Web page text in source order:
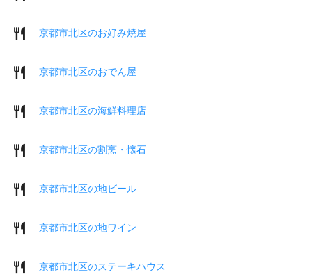
京都市北区のお好み焼屋
京都市北区のおでん屋
京都市北区の海鮮料理店
京都市北区の割烹・懐石
京都市北区の地ビール
京都市北区の地ワイン
京都市北区のステーキハウス